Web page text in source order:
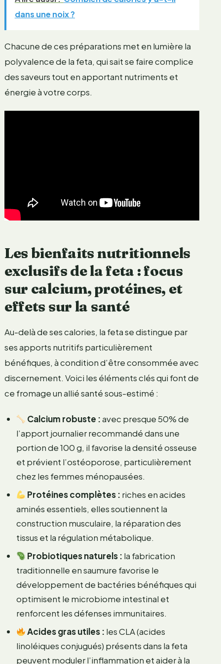
dans une noix ?
Chacune de ces préparations met en lumière la
polyvalence de la feta, qui sait se faire complice
des saveurs tout en apportant nutriments et
énergie à votre corps.
Les bienfaits nutritionnels
exclusifs de la feta : focus
sur calcium, protéines, et
effets sur la santé
Au-delà de ses calories, la feta se distingue par
ses apports nutritifs particulièrement
bénéfiques, à condition d’être consommée avec
discernement. Voici les éléments clés qui font de
ce fromage un allié santé sous-estimé :
Calcium robuste :avec presque 50% de
l’apport journalier recommandé dans une
portion de 100 g, il favorise la densité osseuse
et prévient l’ostéoporose, particulièrement
chez les femmes ménopausées.
Protéines complètes : riches en acides
aminés essentiels, elles soutiennent la
construction musculaire, la réparation des
tissus et la régulation métabolique.
Probiotiques naturels : la fabrication
traditionnelle en saumure favorise le
développement de bactéries bénéfiques qui
optimisent le microbiome intestinal et
renforcent les défenses immunitaires.
Acides gras utiles : les CLA (acides
linoléiques conjugués) présents dans la feta
peuvent moduler l’inflammation et aider à la